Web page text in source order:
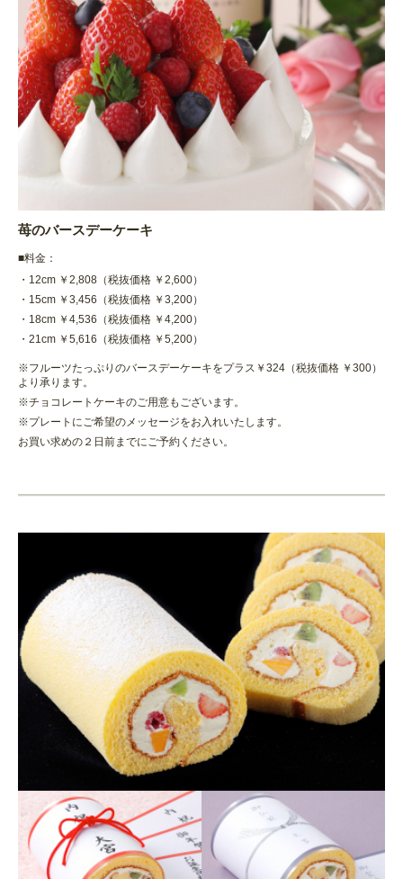
苺のバースデーケーキ
■料金：
・12cm ￥2,808（税抜価格 ￥2,600）
・15cm ￥3,456（税抜価格 ￥3,200）
・18cm ￥4,536（税抜価格 ￥4,200）
・21cm ￥5,616（税抜価格 ￥5,200）
※フルーツたっぷりのバースデーケーキをプラス￥324（税抜価格 ￥300）
より承ります。
※チョコレートケーキのご用意もございます。
※プレートにご希望のメッセージをお入れいたします。
お買い求めの２日前までにご予約ください。